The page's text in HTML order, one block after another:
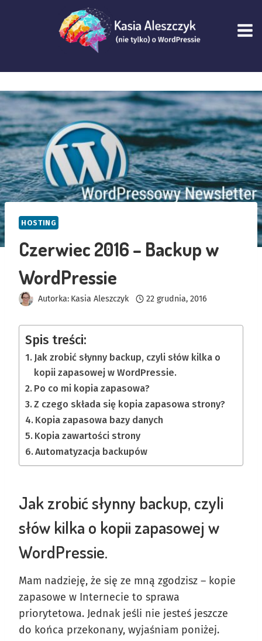
HOSTING
Czerwiec 2016 – Backup w
WordPressie
Autorka: Kasia Aleszczyk 22 grudnia, 2016
Spis treści:
Jak zrobić słynny backup, czyli słów kilka o
kopii zapasowej w WordPressie.
Po co mi kopia zapasowa?
Z czego składa się kopia zapasowa strony?
Kopia zapasowa bazy danych
Kopia zawartości strony
Automatyzacja backupów
Jak zrobić słynny backup, czyli
słów kilka o kopii zapasowej w
WordPressie.
Mam nadzieję, że się ze mną zgodzisz – kopie
zapasowe w Internecie to sprawa
priorytetowa. Jednak jeśli nie jesteś jeszcze
do końca przekonany, wyjaśniam poniżej.